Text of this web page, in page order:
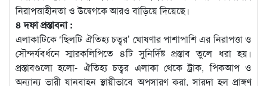
নিরাপত্তাহীনতা ও উদ্বেগকে আরও বাড়িয়ে দিয়েছে।
​৪ দফা প্রস্তাবনা :
​এলাকাটিকে ‘ছিলটি ঐতিহ্য চত্বর’ ঘোষণার পাশাপাশি এর নিরাপত্তা ও
সৌন্দর্যবর্ধনে স্মারকলিপিতে ৪টি সুনির্দিষ্ট প্রস্তাব তুলে ধরা হয়।
প্রস্তাবগুলো হলো- ঐতিহ্য চত্বর এলাকা থেকে ট্রাক, পিকআপ ও
অন্যান্য ভারী যানবাহন স্থায়ীভাবে অপসারণ করা, সারদা হল প্রাঙ্গণ